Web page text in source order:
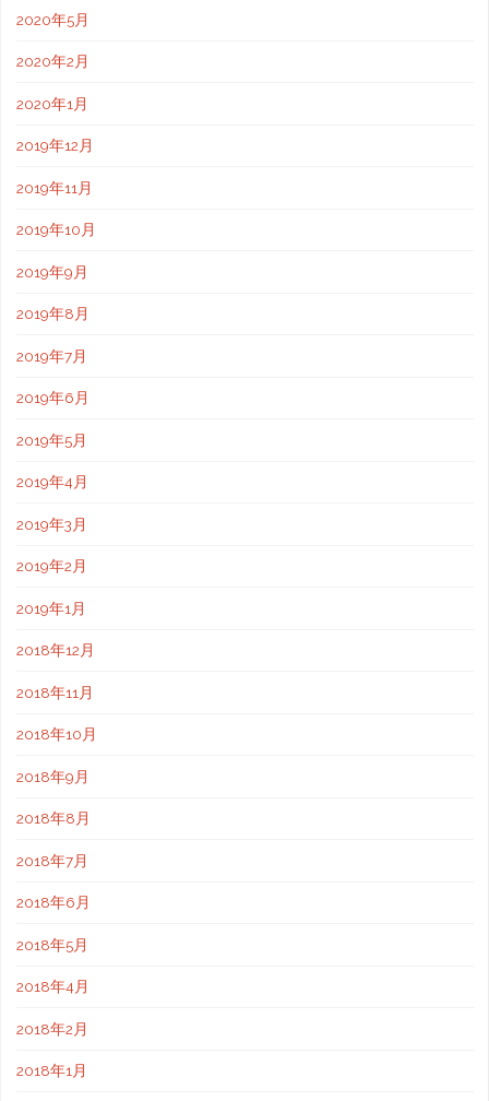
2020年5月
2020年2月
2020年1月
2019年12月
2019年11月
2019年10月
2019年9月
2019年8月
2019年7月
2019年6月
2019年5月
2019年4月
2019年3月
2019年2月
2019年1月
2018年12月
2018年11月
2018年10月
2018年9月
2018年8月
2018年7月
2018年6月
2018年5月
2018年4月
2018年2月
2018年1月